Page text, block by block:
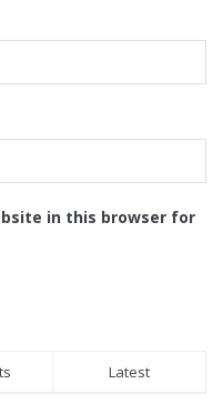
in this browser for
Latest